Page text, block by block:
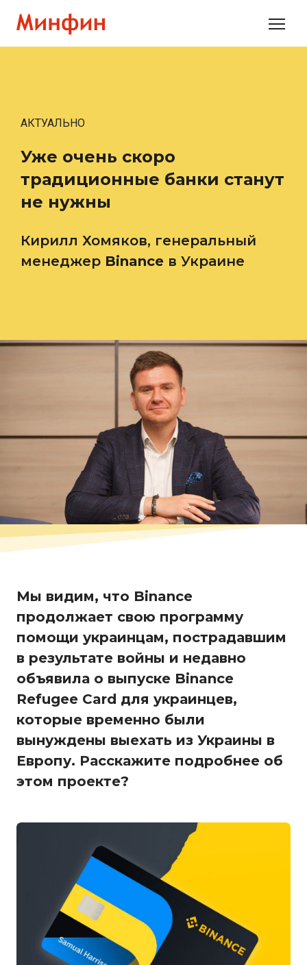
АКТУАЛЬНО
Уже очень скоро
традиционные банки станут
не нужны
Кирилл Хомяков, генеральный
менеджер Binance в Украине
Мы видим, что Binance
продолжает свою программу
помощи украинцам, пострадавшим
в результате войны и недавно
объявила о выпуске Binance
Refugee Card для украинцев,
которые временно были
вынуждены выехать из Украины в
Европу. Расскажите подробнее об
этом проекте?